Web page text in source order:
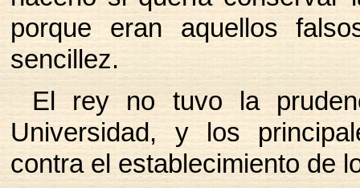
porque eran aquellos
sencillez.
El rey no tuvo la
Universidad, y los
contra el establecimiento de